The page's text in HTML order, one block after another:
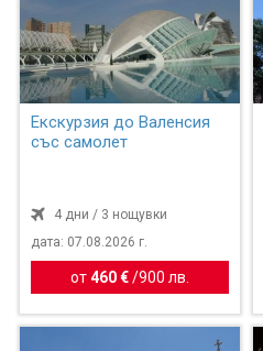
Екскурзия до Валенсия
със самолет
4 дни / 3 нощувки
дата: 07.08.2026 г.
от460 € /900 лв.